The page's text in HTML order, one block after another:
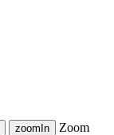
zoomIn Zoom